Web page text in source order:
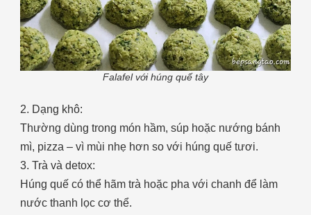
Falafel với húng quế tây
2. Dạng khô:
Thường dùng trong món hầm, súp hoặc nướng bánh
mì, pizza – vì mùi nhẹ hơn so với húng quế tươi.
3. Trà và detox:
Húng quế có thể hãm trà hoặc pha với chanh để làm
nước thanh lọc cơ thể.